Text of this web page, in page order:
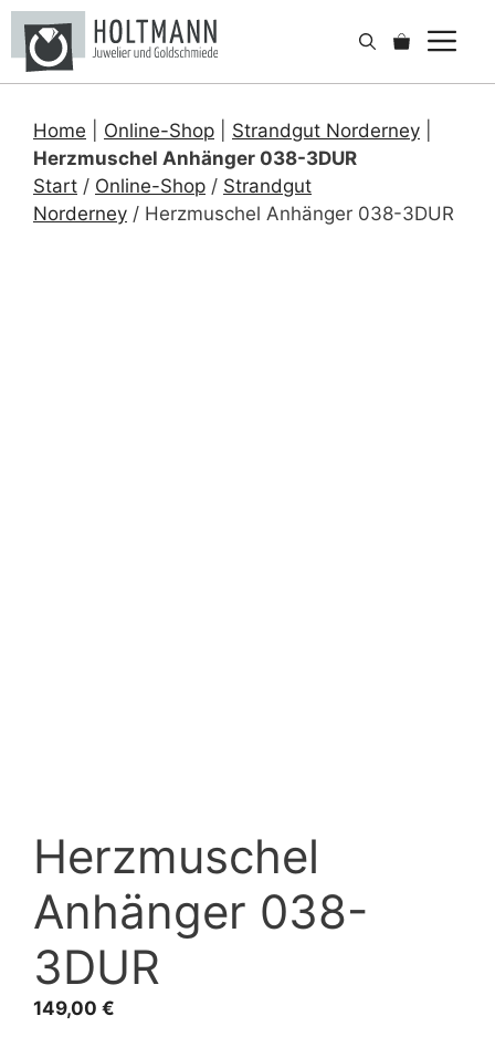
Zum
Inhalt
springen
Home Online-Shop Strandgut Norderney
Herzmuschel Anhänger 038-3DUR
Start / Online-Shop / Strandgut
Norderney / Herzmuschel Anhänger 038-3DUR
Herzmuschel
Anhänger 038-
3DUR
149,00 €